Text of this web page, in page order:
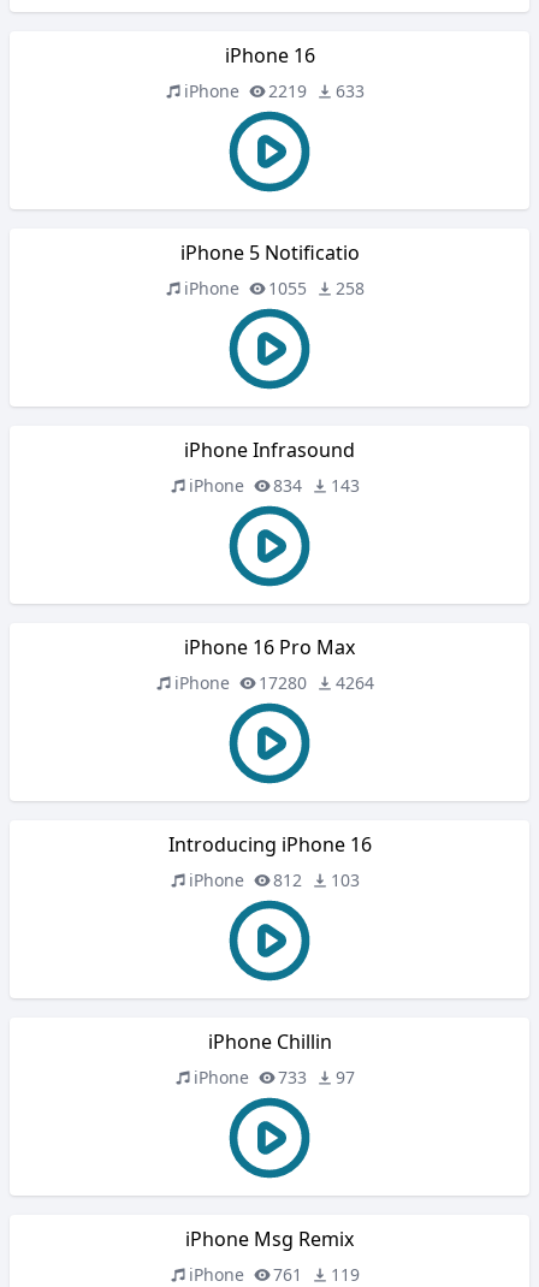
iPhone 16
iPhone 2219 633
iPhone 5 Notificatio
iPhone 1055 258
iPhone Infrasound
iPhone 834 143
iPhone 16 Pro Max
iPhone 17280 4264
Introducing iPhone 16
iPhone 812 103
iPhone Chillin
iPhone 733 97
iPhone Msg Remix
iPhone 761 119